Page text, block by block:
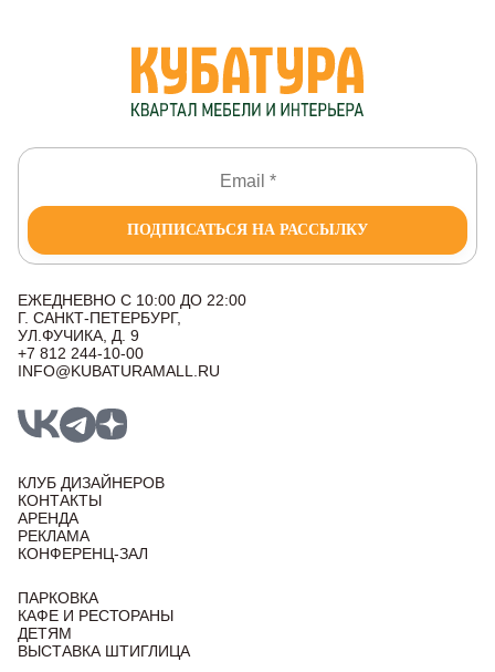
ПОДПИСАТЬСЯ НА РАССЫЛКУ
ЕЖЕДНЕВНО С 10:00 ДО 22:00
Г. САНКТ-ПЕТЕРБУРГ,
УЛ.ФУЧИКА, Д. 9
+7 812 244-10-00
INFO@KUBATURAMALL.RU
КЛУБ ДИЗАЙНЕРОВ
КОНТАКТЫ
АРЕНДА
РЕКЛАМА
КОНФЕРЕНЦ-ЗАЛ
ПАРКОВКА
КАФЕ И РЕСТОРАНЫ
ДЕТЯМ
ВЫСТАВКА ШТИГЛИЦА